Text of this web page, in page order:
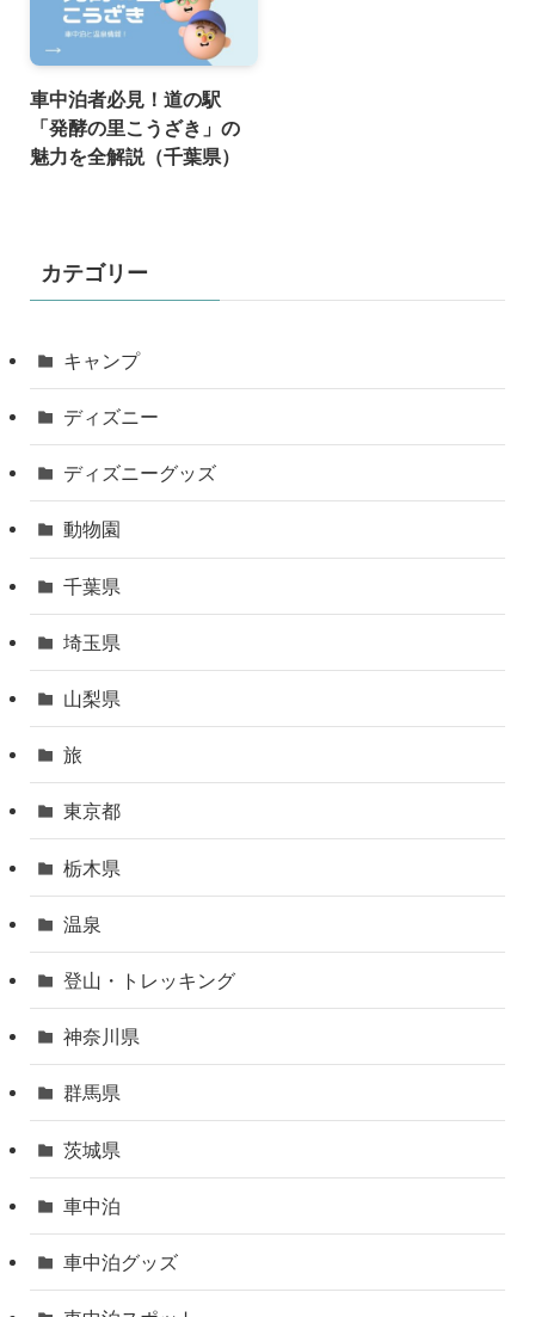
車中泊者必見！道の駅
「発酵の里こうざき」の
魅力を全解説（千葉県）
カテゴリー
キャンプ
ディズニー
ディズニーグッズ
動物園
千葉県
埼玉県
山梨県
旅
東京都
栃木県
温泉
登山・トレッキング
神奈川県
群馬県
茨城県
車中泊
車中泊グッズ